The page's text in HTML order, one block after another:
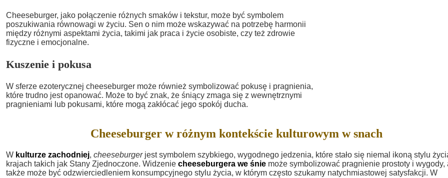
Cheeseburger, jako połączenie różnych smaków i tekstur, może być symbolem
poszukiwania równowagi w życiu. Sen o nim może wskazywać na potrzebę harmonii
między różnymi aspektami życia, takimi jak praca i życie osobiste, czy też zdrowie
fizyczne i emocjonalne.
Kuszenie i pokusa
W sferze ezoterycznej cheeseburger może również symbolizować pokusę i pragnienia,
które trudno jest opanować. Może to być znak, że śniący zmaga się z wewnętrznymi
pragnieniami lub pokusami, które mogą zakłócać jego spokój ducha.
Cheeseburger w różnym kontekście kulturowym w snach
W kulturze zachodniej, cheeseburgerjest symbolem szybkiego, wygodnego jedzenia, które stało się niemal ikoną stylu
krajach takich jak Stany Zjednoczone. Widzenie cheeseburgera we śnie może symbolizować pragnienie prostoty i wygody,
także może być odzwierciedleniem konsumpcyjnego stylu życia, w którym często szukamy natychmiastowej satysfakcji. W